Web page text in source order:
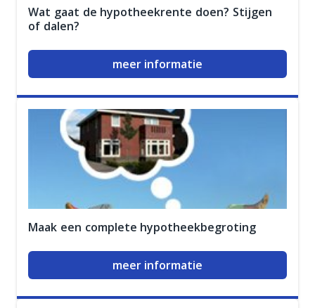
Wat gaat de hypotheekrente doen? Stijgen
of dalen?
meer informatie
Maak een complete hypotheekbegroting
meer informatie